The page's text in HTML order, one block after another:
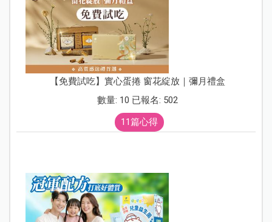
【免費試吃】實心蛋捲 窗花綻放｜彌月禮盒
數量: 10 已報名: 502
11篇心得